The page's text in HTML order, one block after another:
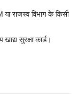
राजस्व विभाग के किसी
सुरक्षा कार्ड।